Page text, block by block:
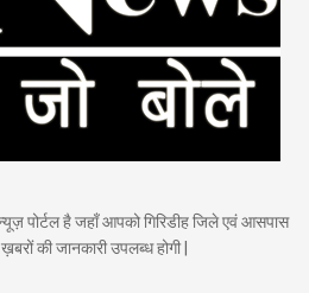
पोर्टल है जहाँ आपको गिरिडीह जिले एवं आसपास
की जानकारी उपलब्ध होगी |